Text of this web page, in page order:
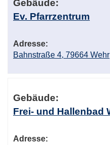
Gebäude:
Ev. Pfarrzentrum
Adresse:
Bahnstraße 4, 79664 Wehr
Gebäude:
Frei- und Hallenbad
Adresse: